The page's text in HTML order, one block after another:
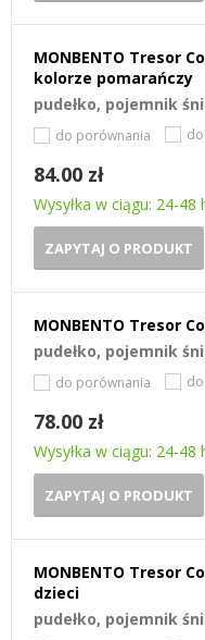
MONBENTO Tresor
kolorze pomarańczy
pudełko, pojemnik
do porównania
84.00 zł
Wysyłka w ciągu: 24-48
ZAPYTAJ O PRODUKT
MONBENTO Tresor
pudełko, pojemnik
do porównania
78.00 zł
Wysyłka w ciągu: 24-48
ZAPYTAJ O PRODUKT
MONBENTO Tresor
dzieci
pudełko, pojemnik